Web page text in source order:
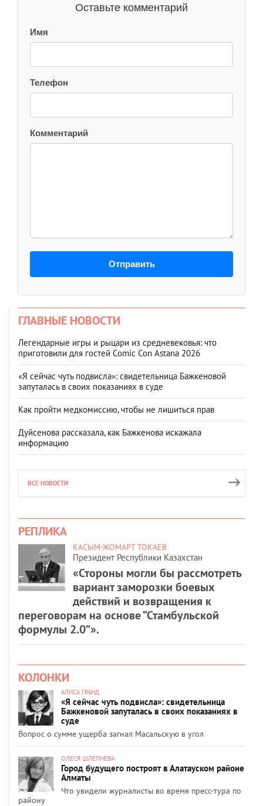
Оставьте комментарий
Имя
Телефон
Комментарий
Отправить
ГЛАВНЫЕ НОВОСТИ
Легендарные игры и рыцари из средневековья: что
приготовили для гостей Comic Con Astana 2026
«Я сейчас чуть подвисла»: свидетельница Бажкеновой
запуталась в своих показаниях в суде
Как пройти медкомиссию, чтобы не лишиться прав
Дуйсенова рассказала, как Бажкенова искажала
информацию
ВСЕ НОВОСТИ
РЕПЛИКА
КАСЫМ-ЖОМАРТ ТОКАЕВ
Президент Республики Казахстан
«Стороны могли бы рассмотреть
вариант заморозки боевых
действий и возвращения к
переговорам на основе “Стамбульской
формулы 2.0”».
КОЛОНКИ
АЛИСА ГРАНД
«Я сейчас чуть подвисла»: свидетельница
Бажкеновой запуталась в своих показаниях в
суде
Вопрос о сумме ущерба загнал Масальскую в угол
ОЛЕСЯ ШЛЕПНЕВА
Город будущего построят в Алатауском районе
Алматы
Что увидели журналисты во время пресс-тура по
району